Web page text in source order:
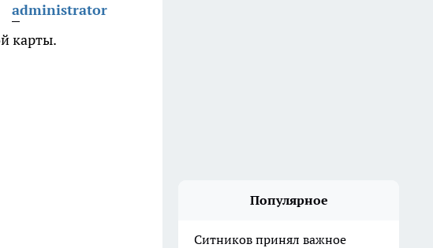
administrator
карты.
Популярное
Ситников принял важное